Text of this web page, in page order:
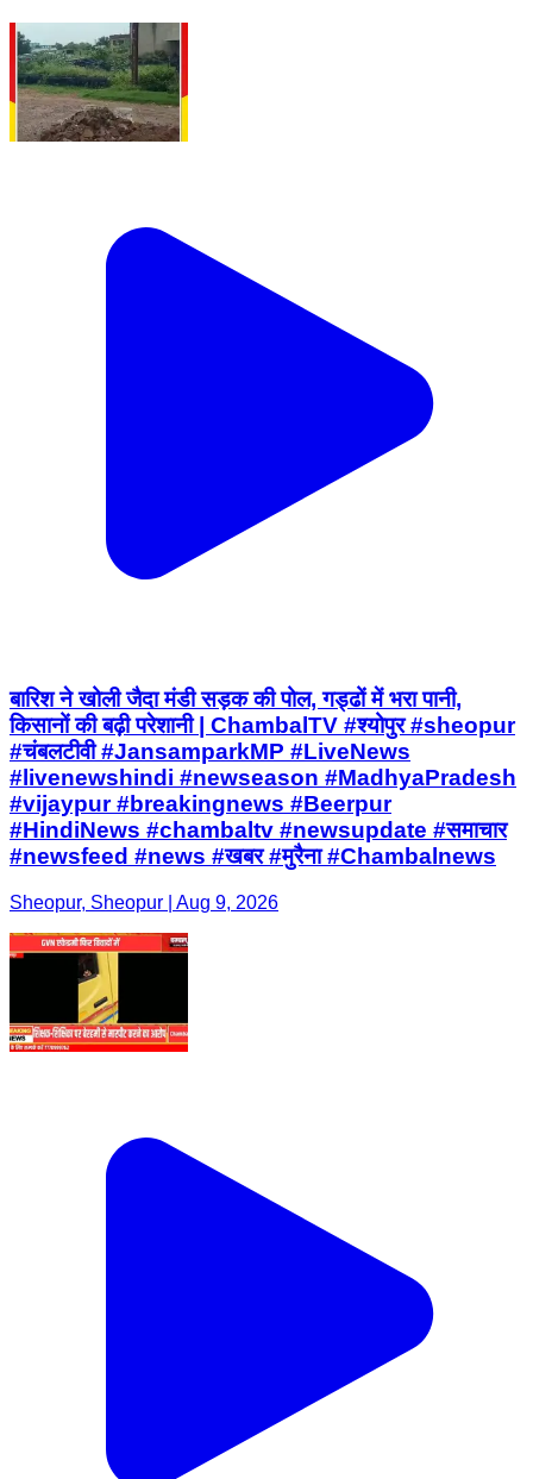
बारिश ने खोली जैदा मंडी सड़क की पोल, गड्ढों में भरा पानी,
किसानों की बढ़ी परेशानी | ChambalTV #श्योपुर #sheopur
#चंबलटीवी #JansamparkMP #LiveNews
#livenewshindi #newseason #MadhyaPradesh
#vijaypur #breakingnews #Beerpur
#HindiNews #chambaltv #newsupdate #समाचार
#newsfeed #news #खबर #मुरैना #Chambalnews
Sheopur, Sheopur | Aug 9, 2026